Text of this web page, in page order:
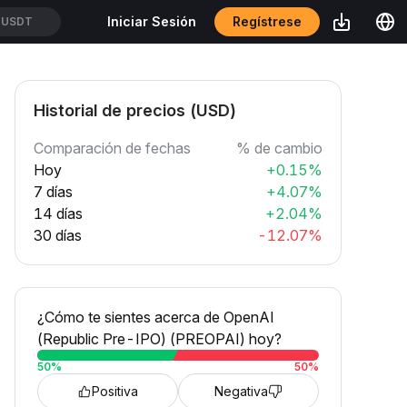
Iniciar Sesión Regístrese
Historial de precios (USD)
Comparación de fechas
% de cambio
Hoy
+0.15%
7 días
+4.07%
14 días
+2.04%
30 días
-12.07%
¿Cómo te sientes acerca de OpenAI
(Republic Pre-IPO) (PREOPAI) hoy?
50% 50%
Positiva Negativa